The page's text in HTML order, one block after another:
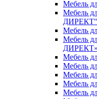
Мебель
Мебель
ДИРЕКТ"
Мебель
Мебель
ДИРЕКТ»
Мебель
Мебель
Мебель
Мебель
Мебель